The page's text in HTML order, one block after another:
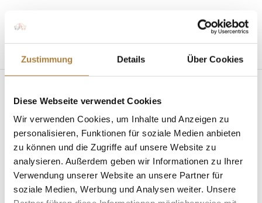
Zustimmung Details Über Cookies
Diese Webseite verwendet Cookies
Wir verwenden Cookies, um Inhalte und Anzeigen zu
personalisieren, Funktionen für soziale Medien anbieten
zu können und die Zugriffe auf unsere Website zu
analysieren. Außerdem geben wir Informationen zu Ihrer
Verwendung unserer Website an unsere Partner für
soziale Medien, Werbung und Analysen weiter. Unsere
Seite wählen
Friedhelm Runge – EMKA
vonInsa Strothmann|09. Dezember 2024